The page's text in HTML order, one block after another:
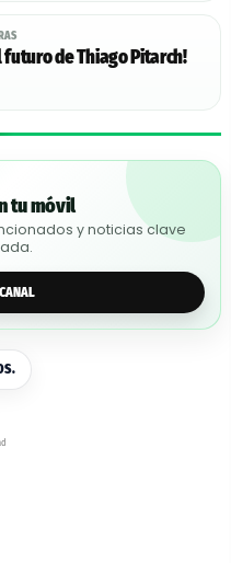
futuro de Thiago Pitarch!
tu móvil
y noticias clave